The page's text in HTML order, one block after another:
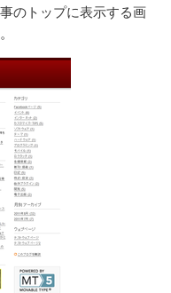
のトップに表示する画